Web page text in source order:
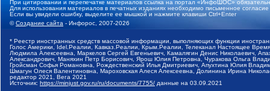
При цитировании и перепечатке материалов ссылка на портал «ИнфоШОС»
Для использования материалов в печатных изданиях необходимо письменное
Если вы увидели ошибку, выделите ее мышкой и нажмите клавиши Ctrl+Enter
©Создание сайта - Инфорос, 2007-2026
* Реестр иностранных средств массовой информации, выполняющих функции
Голос Америки, Idel.Реалии, Кавказ.Реалии, Крым.Реалии, Телеканал Настоящее
Людмила Алексеевна, Маркелов Сергей Евгеньевич, Камалягин Денис Николаевич,
Александрович, Маняхин Петр Борисович, Ярош Юлия Петровна, Чуракова Ольга
Гройсман Софья Романовна, Рождественский Илья Дмитриевич, Апухтина Юлия
Шмагун Олеся Валентиновна, Мароховская Алеся Алексеевна, Долинина Ирина
редактор 2021, Вега 2021
Источник: https://minjust.gov.ru/ru/documents/7755/ данные на 03.09.2021